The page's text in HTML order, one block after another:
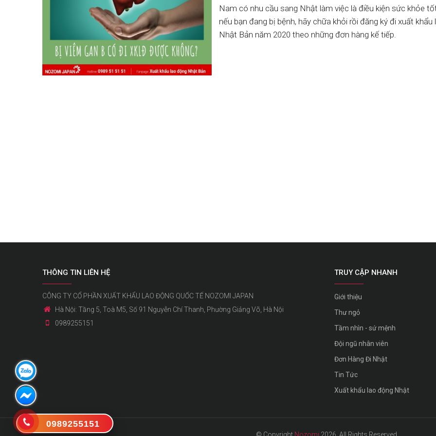
Nam có nhu cầu sang Nhật làm việc là điều kiện sức khỏe
nếu bạn đang bị bệnh, hãy chữa khỏi rồi đăng ký đi xuất khẩu
Nhật Bản năm 2020 theo những đơn hàng kế tiếp.
THÔNG TIN LIÊN HỆ
CÔNG TY CỔ PHẦN XUẤT KHẨU LAO ĐỘNG QUỐC TẾ NOZOMI JAPAN
Hà Nội: Tầng 5, Toà M5, Số 91 Nguyễn Chí Thanh, Phường Giảng Võ, Hà Nội
0989255151
TRUY CẬP NHANH
Giới thiệu
Thư ngỏ
Tầm nhìn - sứ mệnh
Đội ngũ nhân viên
Đơn Hàng Đi Nhật
Tin Tức
Xuất khẩu lao động Nhật
0989255151